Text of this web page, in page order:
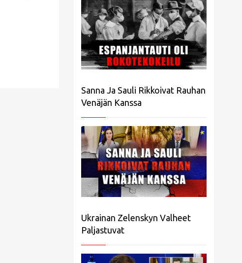
Sanna Ja Sauli Rikkoivat Rauhan
Venäjän Kanssa
Ukrainan Zelenskyn Valheet
Paljastuvat